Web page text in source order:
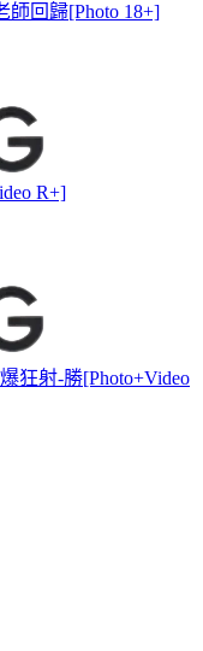
師回歸[Photo 18+]
R+]
狂射-勝[Photo+Video